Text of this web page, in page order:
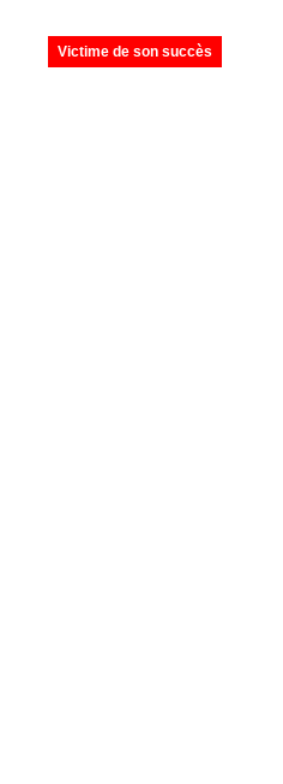
Victime de son succès